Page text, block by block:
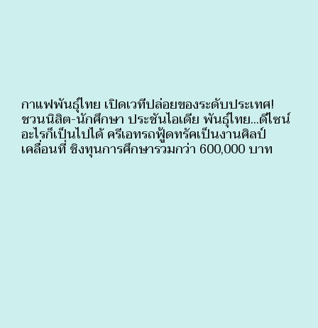
กาแฟพันธุ์ไทย เปิดเวทีปล่อยของระดับประเทศ!
ชวนนิสิต-นักศึกษา ประชันไอเดีย พันธุ์ไทย...ดีไซน์
อะไรก็เป็นไปได้ ครีเอทรถฟู้ดทรัคเป็นงานศิลป์
เคลื่อนที่ ชิงทุนการศึกษารวมกว่า 600,000 บาท